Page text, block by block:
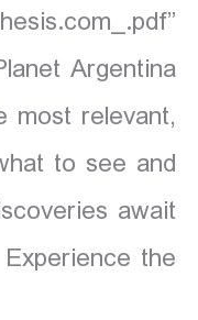
Argentina
most relevant,
to see and
await
the […]